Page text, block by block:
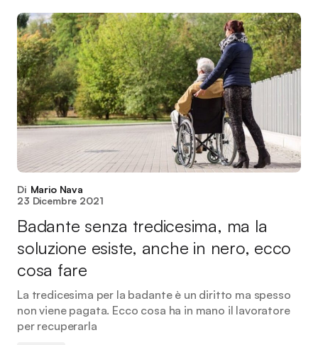
Di Mario Nava
23 Dicembre 2021
Badante senza tredicesima, ma la
soluzione esiste, anche in nero, ecco
cosa fare
La tredicesima per la badante è un diritto ma spesso
non viene pagata. Ecco cosa ha in mano il lavoratore
per recuperarla